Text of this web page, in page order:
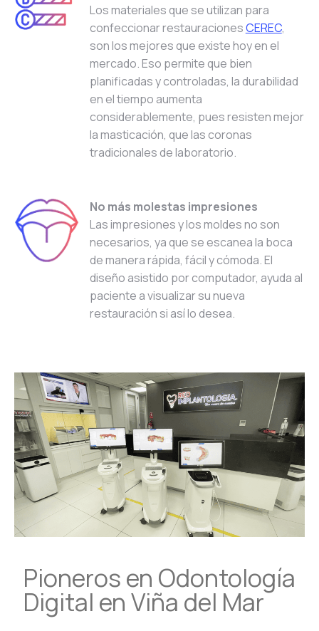
Los materiales que se utilizan para
confeccionar restauracionesCEREC,
son los mejores que existe hoy en el
mercado. Eso permite que bien
planificadas y controladas, la durabilidad
en el tiempo aumenta
considerablemente, pues resisten mejor
la masticación, que las coronas
tradicionales de laboratorio.
No más molestas impresiones
Las impresiones y los moldes no son
necesarios, ya que se escanea la boca
de manera rápida, fácil y cómoda. El
diseño asistido por computador, ayuda al
paciente a visualizar su nueva
restauración si así lo desea.
Pioneros en Odontología
Digital en Viña del Mar